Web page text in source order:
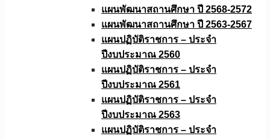
แผนพัฒนาสถานศึกษา ปี 2568-2572
แผนพัฒนาสถานศึกษา ปี 2563-2567
แผนปฏิบัติราชการ – ประจำ
ปีงบประมาณ 2560
แผนปฏิบัติราชการ – ประจำ
ปีงบประมาณ 2561
แผนปฏิบัติราชการ – ประจำ
ปีงบประมาณ 2563
แผนปฏิบัติราชการ – ประจำ